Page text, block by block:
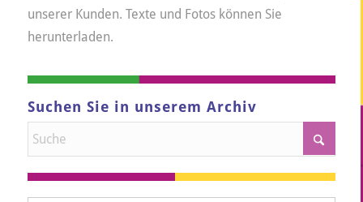
unserer Kunden. Texte und Fotos können Sie
herunterladen.
Suchen Sie in unserem Archiv